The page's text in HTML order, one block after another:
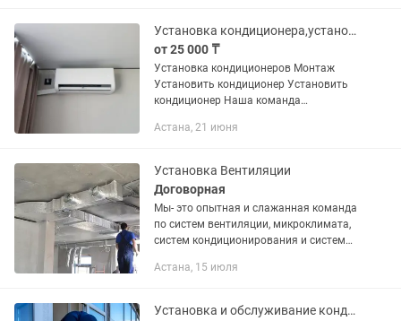
дезинфекция от...
Установка кондиционера,установить кондиционер
от 25 000 ₸
Установка кондиционеров Монтаж
Установить кондиционер Установить
кондиционер Наша команда
кондиционеров. Работаем
Оборудованием прокладка...
Астана, 21 июня
Установка Вентиляции
Договорная
Мы- это опытная и слажанная команда
по систем вентиляции, микроклимата,
систем кондиционирования и систем
СИСТЕМЫ ВЕНТИЛЯЦИИ и СИСТЕМЫ
Астана, 15 июля
Установка и обслуживание кондиционеров